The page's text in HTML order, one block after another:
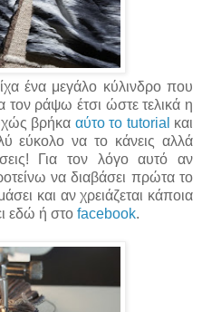
ένα μεγάλο κύλινδρο που
ράψω έτσι ώστε τελικά η
βρήκα αύτο το tutorial και
εύκολο να το κάνεις αλλά
Για τον λόγο αυτό αν
να διαβάσει πρώτα το
και αν χρειάζεται κάποια
εδώ ή στο facebook.